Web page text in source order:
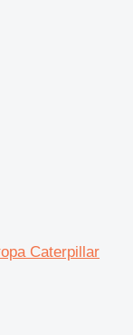
Caterpillar